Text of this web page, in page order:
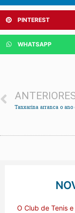
PINTEREST
WHATSAPP
O Club de Tenis